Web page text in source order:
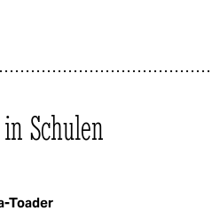
Schulen
Toader